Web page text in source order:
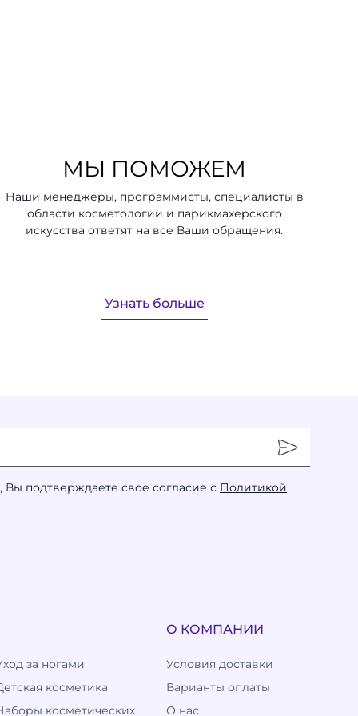
МЫ ПОМОЖЕМ
Наши менеджеры, программисты, специалисты в
области косметологии и парикмахерского
искусства ответят на все Ваши обращения.
Узнать больше
подтверждаете свое согласие с Политикой
за ногами
косметика
косметических
О КОМПАНИИ
Условия доставки
Варианты оплаты
О нас